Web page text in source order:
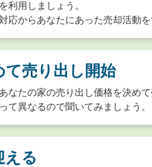
利用しましょう。
応からあなたにあった売却活動
て売り出し開始
なたの家の売り出し価格を決め
て異なるので聞いてみましょう。
える